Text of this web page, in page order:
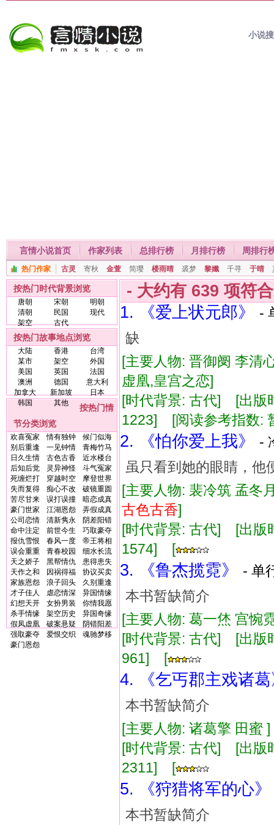
小说
言情小说首页 作家列表 总排行榜 月排行榜 周排行
热门作家 古灵 寄秋 金萱 简璎 楼雨晴 裘梦 黎孅 千寻 于晴
按热门时代背景浏览
唐朝 宋朝
明朝
清朝
民国
现代
架空
古代
按热门故事地点浏览
大陆 香港
台湾
某市
架空
外国
美国
英国
法国
澳洲
德国
意大利
加拿大
新加坡
日本
韩国
其他
按热门情
节分类浏览
欢喜冤家 情有独钟
候门似海
别后重逢
一见钟情
青梅竹马
日久生情
古色古香
近水楼台
后知后觉
灵异神怪
斗气冤家
死缠烂打
穿越时空
摩登世界
失而复得
痴心不改
破镜重圆
苦尽甘来
误打误撞
暗恋成真
豪门世家
江湖恩怨
弄假成真
公司恋情
清新隽永
阴差阳错
命中注定
前世今生
巧取豪夺
报仇雪恨
春风一度
帝王将相
误会重重
青春校园
细水长流
天之娇子
黑帮情仇
患得患失
天作之和
因祸得福
协议买卖
家族恩怨
浪子回头
久别重逢
才子佳人
虐恋情深
异国情缘
幻想天开
女扮男装
你情我愿
杀手情缘
架空历史
异国奇缘
假凤虚凰
破案悬疑
阴错阳差
强取豪夺
爱恨交织
魂驰梦移
豪门恩怨
- 大约有 639 项符
1. 《爱上状元郎》
-
缺
[主要人物: 晋御阌 李
虚凰,皇宫之恋]
[时代背景: 古代] [出
1223] [阅读参考指数:
2. 《怕你爱上我》
-
虽只看到她的眼睛，他
[主要人物: 裴冷筑 孟
古色古香]
[时代背景: 古代] [出
1574] [
3. 《鲁杰揽霓》
- 单
本书暂缺简介
[主要人物: 葛一烋 宫
[时代背景: 古代] [出
961] [
4. 《乞丐郡主戏诸
本书暂缺简介
[主要人物: 诸葛擎 田
[时代背景: 古代] [出
2311] [
5. 《狩猎将军的心》
本书暂缺简介